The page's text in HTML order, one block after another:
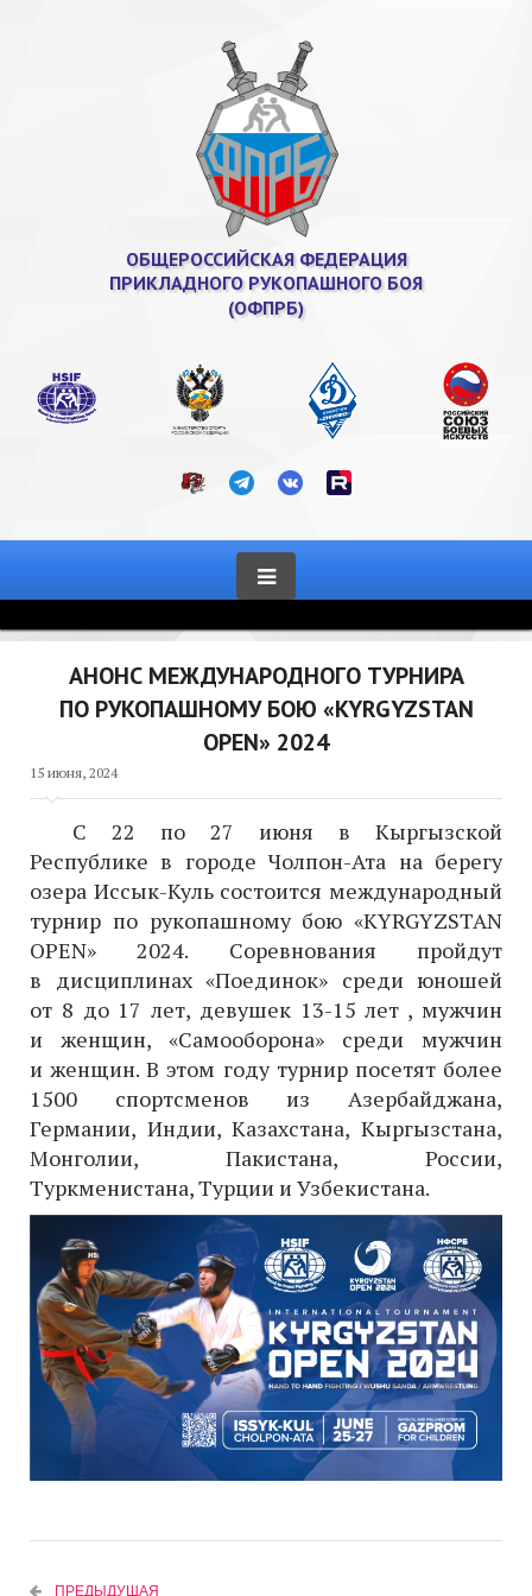
ОБЩЕРОССИЙСКАЯ ФЕДЕРАЦИЯ
ПРИКЛАДНОГО РУКОПАШНОГО БОЯ
(ОФПРБ)
АНОНС МЕЖДУНАРОДНОГО ТУРНИРА
ПО РУКОПАШНОМУ БОЮ «KYRGYZSTAN
OPEN» 2024
15 июня, 2024
С 22 по 27 июня в Кыргызской
Республике в городе Чолпон-Ата на берегу
озера Иссык-Куль состоится международный
турнир по рукопашному бою «KYRGYZSTAN
OPEN» 2024. Соревнования пройдут
в дисциплинах «Поединок» среди юношей
от 8 до 17 лет, девушек 13-15 лет , мужчин
и женщин, «Самооборона» среди мужчин
и женщин. В этом году турнир посетят более
1500 спортсменов из Азербайджана,
Германии, Индии, Казахстана, Кыргызстана,
Монголии, Пакистана, России,
Туркменистана, Турции и Узбекистана.
ПРЕДЫДУЩАЯ